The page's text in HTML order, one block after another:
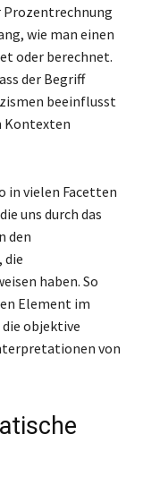
Prozentrechnung
wie man einen
oder berechnet.
der Begriff
beeinflusst
Kontexten
in vielen Facetten
uns durch das
den
die
haben. So
Element im
objektive
von